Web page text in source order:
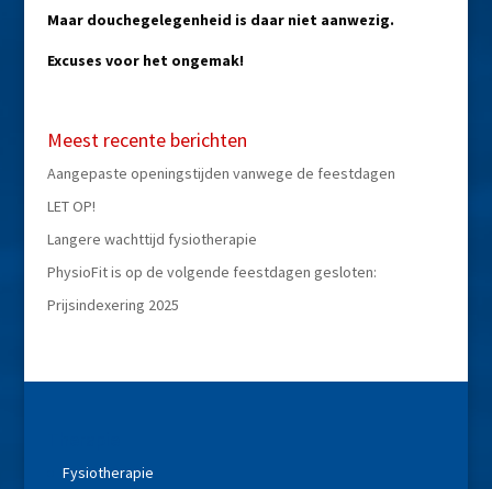
Maar douchegelegenheid is daar niet aanwezig.
Excuses voor het ongemak!
Meest recente berichten
Aangepaste openingstijden vanwege de feestdagen
LET OP!
Langere wachttijd fysiotherapie
PhysioFit is op de volgende feestdagen gesloten:
Prijsindexering 2025
Fysiotherapie